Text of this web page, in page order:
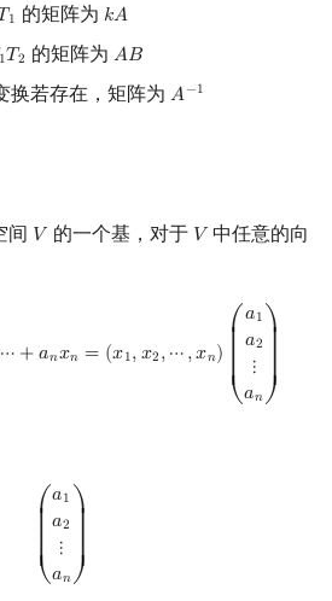
1
1 的矩阵为 𝑘𝐴
kA
1𝑇2
1T2 的矩阵为 𝐴𝐵
AB
换若存在，矩阵为 𝐴−1
A−1
间 𝑉
V 的一个基，对于 𝑉
V中任意的向
⋯ +𝑎𝑛𝑥𝑛 = (𝑥1,𝑥2,⋯,𝑥𝑛)
⎛⎜
⎜ ⎜
⎝
𝑎1
𝑎2
⋮
𝑎𝑛
⎞⎟
⎟
⎟
⎠
an)
⎛⎜
⎜ ⎜
⎝
𝑎1
𝑎2
⋮
𝑎𝑛
⎞⎟
⎟
⎟
⎠
a2⋮a